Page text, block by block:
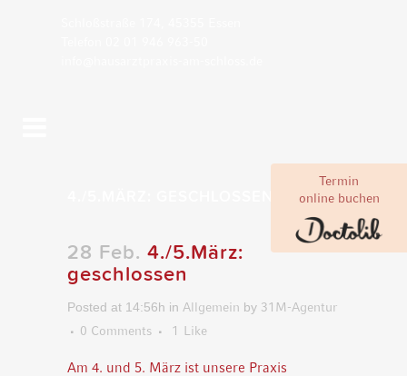
Termin
online buchen
28 Feb. 4./5.März:
geschlossen
Posted at 14:56h in Allgemein by 31M-Agentur
0 Comments
1 Like
Am 4. und 5. März ist unsere Praxis